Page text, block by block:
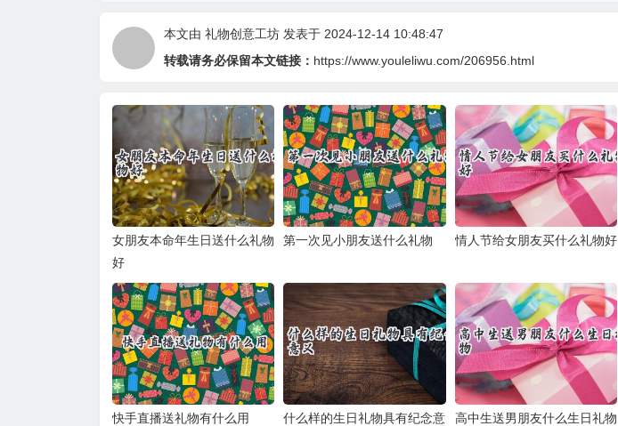
本文由 礼物创意工坊 发表于 2024-12-14 10:48:47
转载请务必保留本文链接： https://www.youleliwu.com/206956.html
女朋友本命年生日送什么礼物
好
第一次见小朋友送什么礼物 情人节给女朋友买什么礼物好
快手直播送礼物有什么用
什么样的生日礼物具有纪念意
高中生送男朋友什么生日礼物